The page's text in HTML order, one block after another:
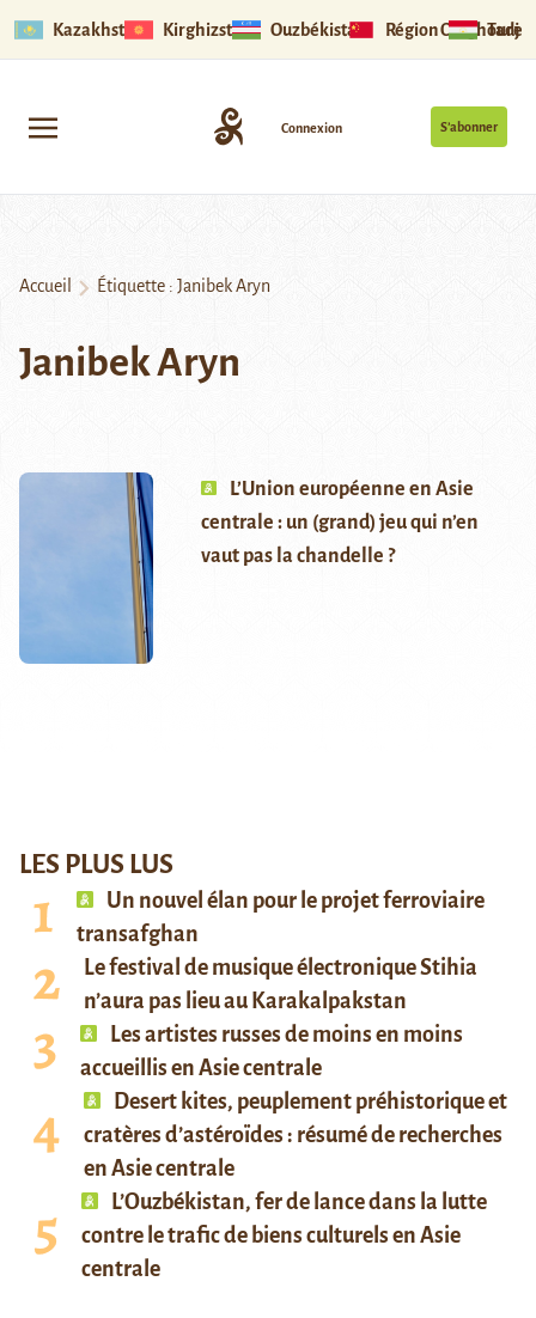
Kazakhstan Kirghizstan Ouzbékistan Région Ouïghoure
S’abonner
Connexion
Accueil Étiquette : Janibek Aryn
Janibek Aryn
L’Union européenne en Asie
centrale : un (grand) jeu qui n’en
vaut pas la chandelle ?
LES PLUS LUS
Un nouvel élan pour le projet ferroviaire
transafghan
Le festival de musique électronique Stihia
n’aura pas lieu au Karakalpakstan
Les artistes russes de moins en moins
accueillis en Asie centrale
Desert kites, peuplement préhistorique et
cratères d’astéroïdes : résumé de recherches
en Asie centrale
L’Ouzbékistan, fer de lance dans la lutte
contre le trafic de biens culturels en Asie
centrale